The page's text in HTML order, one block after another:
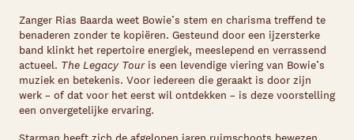
Zanger Rias Baarda weet Bowie’s stem en charisma treffend te
benaderen zonder te kopiëren. Gesteund door een ijzersterke
band klinkt het repertoire energiek, meeslepend en verrassend
actueel. The Legacy Touris een levendige viering van Bowie’s
muziek en betekenis. Voor iedereen die geraakt is door zijn
werk – of dat voor het eerst wil ontdekken – is deze voorstelling
een onvergetelijke ervaring.